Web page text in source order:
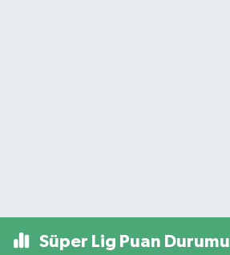
Süper Lig Puan Durumu